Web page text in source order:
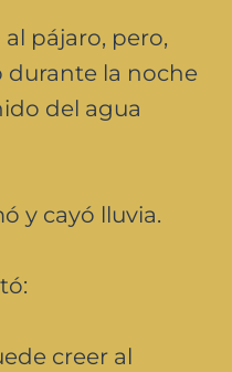
pájaro, pero,
durante la noche
del agua
y cayó lluvia.
creer al